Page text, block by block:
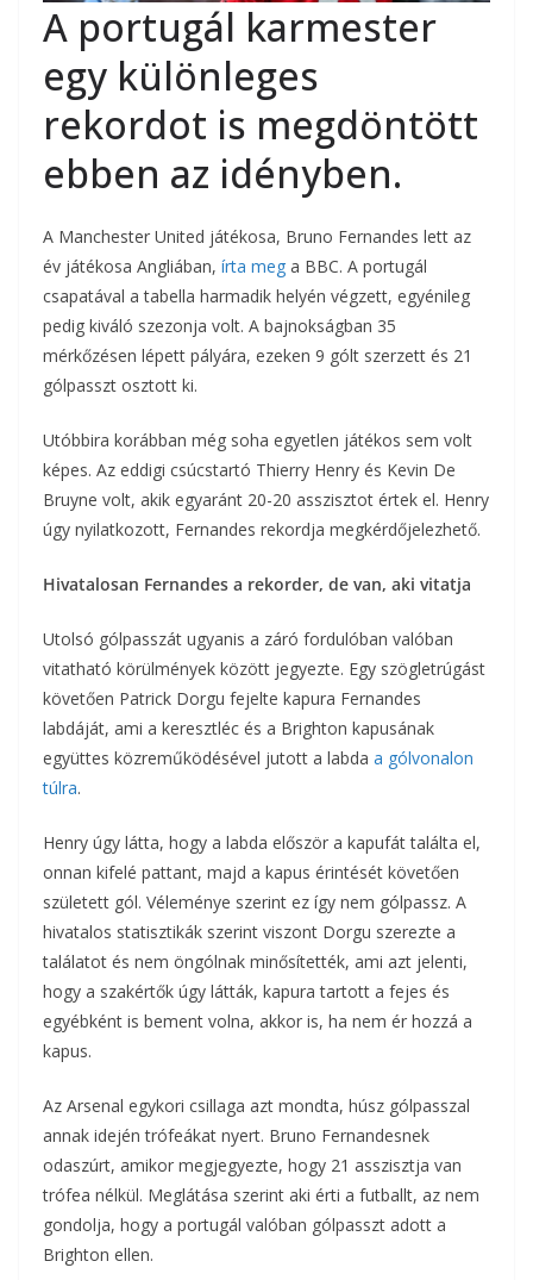
A portugál karmester
egy különleges
rekordot is megdöntött
ebben az idényben.
A Manchester United játékosa, Bruno Fernandes lett az
év játékosa Angliában, írta meg a BBC. A portugál
csapatával a tabella harmadik helyén végzett, egyénileg
pedig kiváló szezonja volt. A bajnokságban 35
mérkőzésen lépett pályára, ezeken 9 gólt szerzett és 21
gólpasszt osztott ki.
Utóbbira korábban még soha egyetlen játékos sem volt
képes. Az eddigi csúcstartó Thierry Henry és Kevin De
Bruyne volt, akik egyaránt 20-20 asszisztot értek el. Henry
úgy nyilatkozott, Fernandes rekordja megkérdőjelezhető.
Hivatalosan Fernandes a rekorder, de van, aki vitatja
Utolsó gólpasszát ugyanis a záró fordulóban valóban
vitatható körülmények között jegyezte. Egy szögletrúgást
követően Patrick Dorgu fejelte kapura Fernandes
labdáját, ami a keresztléc és a Brighton kapusának
együttes közreműködésével jutott a labda a gólvonalon
túlra.
Henry úgy látta, hogy a labda először a kapufát találta el,
onnan kifelé pattant, majd a kapus érintését követően
született gól. Véleménye szerint ez így nem gólpassz. A
hivatalos statisztikák szerint viszont Dorgu szerezte a
találatot és nem öngólnak minősítették, ami azt jelenti,
hogy a szakértők úgy látták, kapura tartott a fejes és
egyébként is bement volna, akkor is, ha nem ér hozzá a
kapus.
Az Arsenal egykori csillaga azt mondta, húsz gólpasszal
annak idején trófeákat nyert. Bruno Fernandesnek
odaszúrt, amikor megjegyezte, hogy 21 asszisztja van
trófea nélkül. Meglátása szerint aki érti a futballt, az nem
gondolja, hogy a portugál valóban gólpasszt adott a
Brighton ellen.